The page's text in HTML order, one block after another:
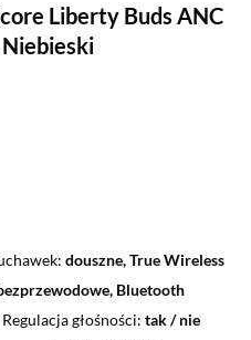
Liberty Buds ANC
douszne, True Wireless
Bluetooth
głośności tak / nie